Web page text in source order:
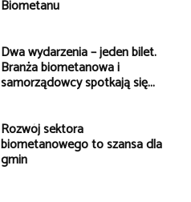
Biometanu
Dwa wydarzenia – jeden bilet.
Branża biometanowa i
samorządowcy spotkają się...
Rozwój sektora
biometanowego to szansa dla
gmin